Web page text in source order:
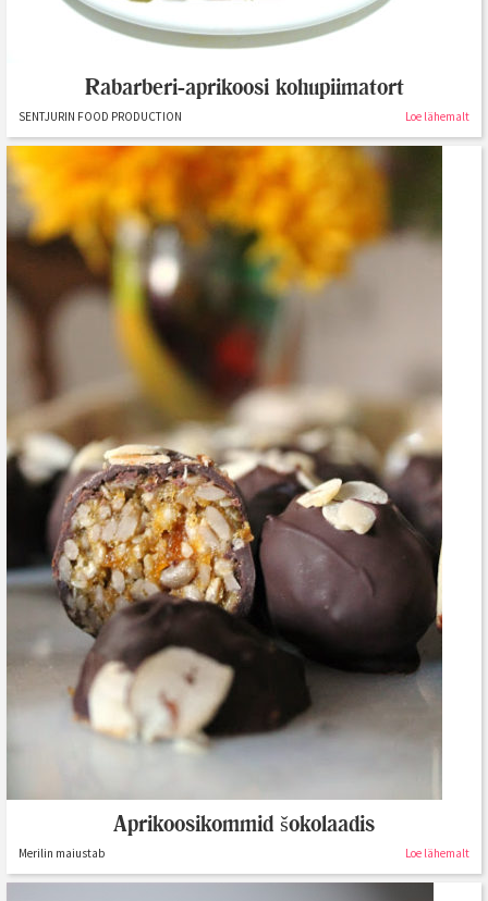
Rabarberi-aprikoosi kohupiimatort
SENTJURIN FOOD PRODUCTION Loe lähemalt
Aprikoosikommid šokolaadis
Merilin maiustab Loe lähemalt